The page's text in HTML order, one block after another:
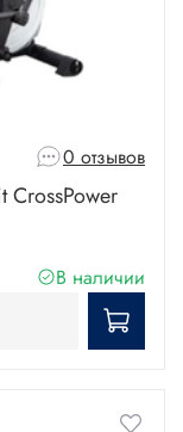
0 отзывов
CrossPower
В наличии